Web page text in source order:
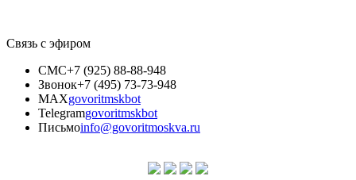
Связь с эфиром
СМС+7 (925) 88-88-948
Звонок+7 (495) 73-73-948
MAXgovoritmskbot
Telegramgovoritmskbot
Письмоinfo@govoritmoskva.ru